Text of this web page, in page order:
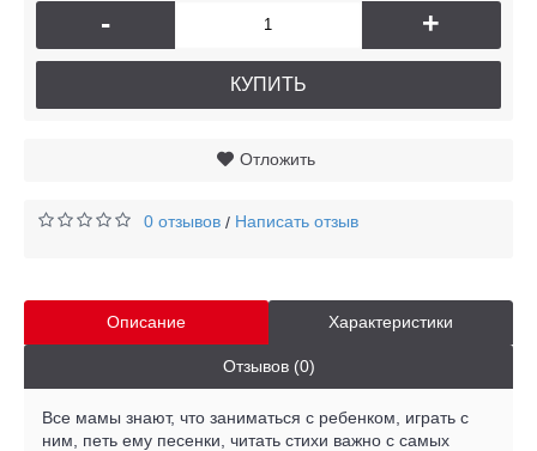
- +
КУПИТЬ
Отложить
0 отзывов / Написать отзыв
Описание Характеристики
Отзывов (0)
Все мамы знают, что заниматься с ребенком, играть с
ним, петь ему песенки, читать стихи важно с самых